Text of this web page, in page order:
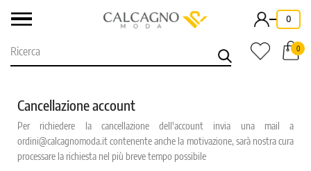
- 0
0
Cancellazione account
Per richiedere la cancellazione dell'account invia una mail a
ordini@calcagnomoda.it contenente anche la motivazione, sarà nostra cura
processare la richiesta nel più breve tempo possibile